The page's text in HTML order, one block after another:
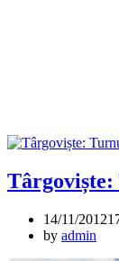
14/11/2012
by admin